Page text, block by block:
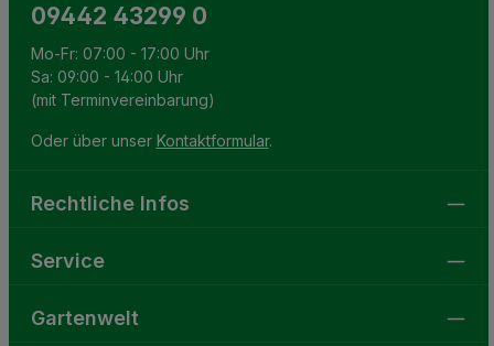
09442 43299 0
Mo-Fr: 07:00 - 17:00 Uhr
Sa: 09:00 - 14:00 Uhr
(mit Terminvereinbarung)
Oder über unser Kontaktformular.
Rechtliche Infos
Service
Gartenwelt